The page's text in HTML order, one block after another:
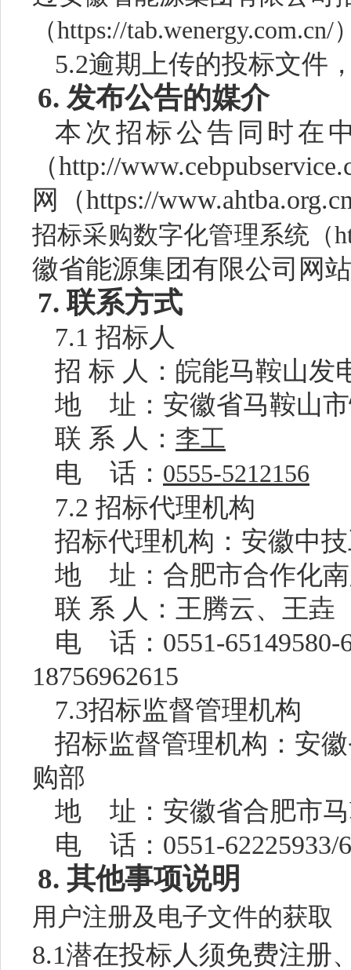
（https://tab.wenergy.com.cn/
5.2逾期 上传的投标文件
6. 发布公告的媒介
本次招标公告同时在
（http://
网（https://
招标采购数字化管理系统（
徽省能源集团有限公司网站
7. 联系方式
7.1 招标人
招 标 人： 皖能马鞍山发
地
址： 安徽省马鞍山
联 系 人： 李工
电 话： 0555-5212156
7.2 招标代理机构
招标代理机构：安徽中
地
址：合肥市合作化
联 系 人：王腾云、王垚
电
话： 0551-
18756962615
7.3招标监督管理机构
招标监督管理机构：安
购部
地
址： 安徽省合肥市
电
话 ： 0551-62225933/
8. 其他事项说明
用户注册及电子文件的获取
8.1潜在投标人须免费注册